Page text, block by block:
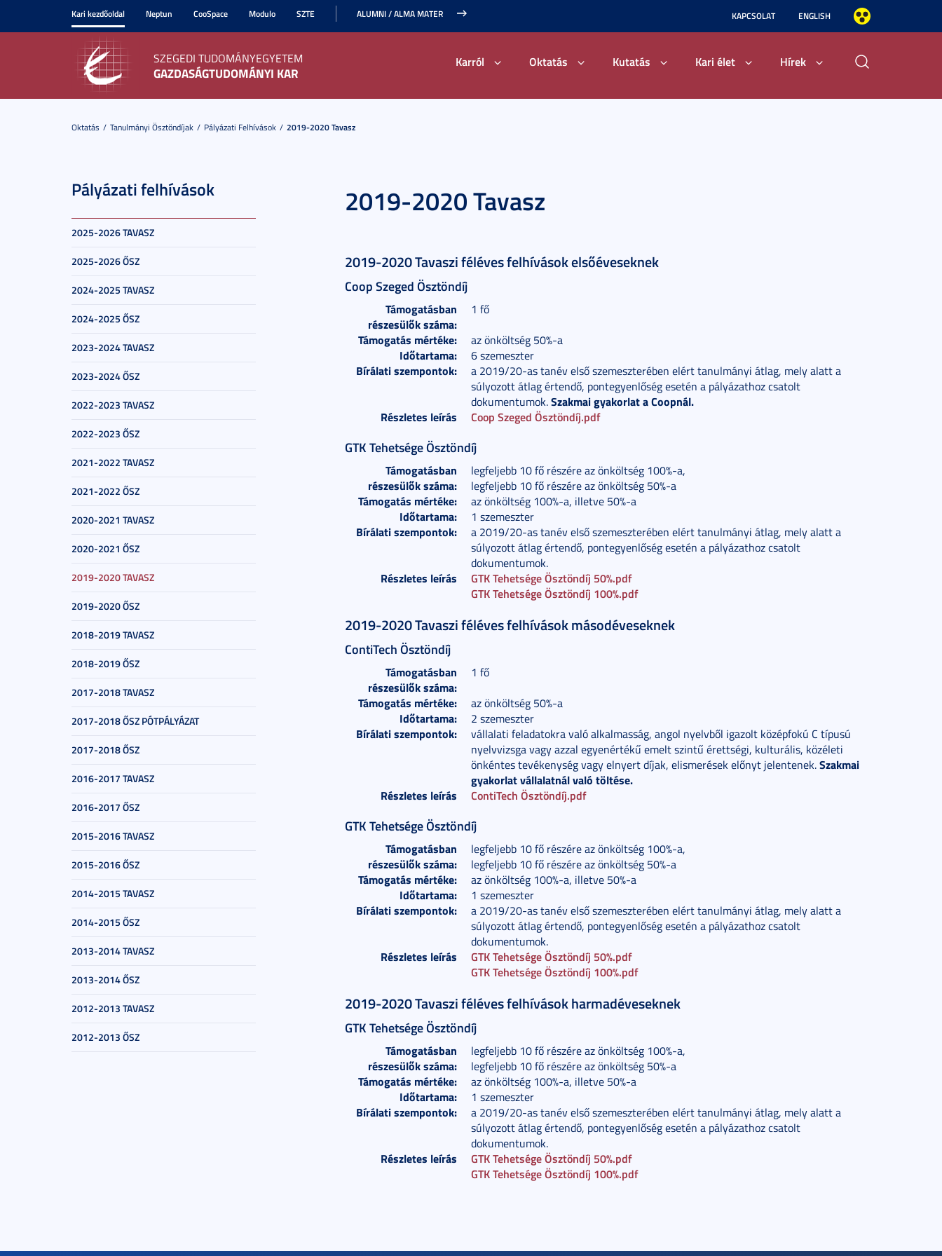
Kari kezdőoldal Neptun CooSpace Modulo SZTE ALUMNI / ALMA MATER KAPCSOLAT ENGLISH
SZEGEDI TUDOMÁNYEGYETEM
GAZDASÁGTUDOMÁNYI KAR
Karról Oktatás Kutatás Kari élet Hírek
Oktatás Tanulmányi Ösztöndíjak Pályázati Felhívások 2019-2020 Tavasz
Pályázati felhívások
2025-2026 TAVASZ
2025-2026 ŐSZ
2024-2025 TAVASZ
2024-2025 ŐSZ
2023-2024 TAVASZ
2023-2024 ŐSZ
2022-2023 TAVASZ
2022-2023 ŐSZ
2021-2022 TAVASZ
2021-2022 ŐSZ
2020-2021 TAVASZ
2020-2021 ŐSZ
2019-2020 TAVASZ
2019-2020 ŐSZ
2018-2019 TAVASZ
2018-2019 ŐSZ
2017-2018 TAVASZ
2017-2018 ŐSZ PÓTPÁLYÁZAT
2017-2018 ŐSZ
2016-2017 TAVASZ
2016-2017 ŐSZ
2015-2016 TAVASZ
2015-2016 ŐSZ
2014-2015 TAVASZ
2014-2015 ŐSZ
2013-2014 TAVASZ
2013-2014 ŐSZ
2012-2013 TAVASZ
2012-2013 ŐSZ
2019-2020 Tavasz
2019-2020 Tavaszi féléves felhívások elsőéveseknek
Coop Szeged Ösztöndíj
Támogatásban
részesülők száma:
1 fő
Támogatás mértéke: az önköltség 50%-a
Időtartama: 6 szemeszter
Bírálati szempontok:
a 2019/20-as tanév első szemeszterében elért tanulmányi átlag, mely alatt a
súlyozott átlag értendő, pontegyenlőség esetén a pályázathoz csatolt
dokumentumok.Szakmai gyakorlat a Coopnál.
Részletes leírás
Coop Szeged Ösztöndíj.pdf
GTK Tehetsége Ösztöndíj
Támogatásban
részesülők száma:
legfeljebb 10 fő részére az önköltség 100%-a,
legfeljebb 10 fő részére az önköltség 50%-a
Támogatás mértéke: az önköltség 100%-a, illetve 50%-a
Időtartama: 1 szemeszter
Bírálati szempontok:
a 2019/20-as tanév első szemeszterében elért tanulmányi átlag, mely alatt a
súlyozott átlag értendő, pontegyenlőség esetén a pályázathoz csatolt
dokumentumok.
Részletes leírás
GTK Tehetsége Ösztöndíj 50%.pdf
GTK Tehetsége Ösztöndíj 100%.pdf
2019-2020 Tavaszi féléves felhívások másodéveseknek
ContiTech Ösztöndíj
Támogatásban
részesülők száma:
1 fő
Támogatás mértéke: az önköltség 50%-a
Időtartama: 2 szemeszter
Bírálati szempontok:
vállalati feladatokra való alkalmasság, angol nyelvből igazolt középfokú C típusú
nyelvvizsga vagy azzal egyenértékű emelt szintű érettségi, kulturális, közéleti
önkéntes tevékenység vagy elnyert díjak, elismerések előnyt jelentenek.Szakmai
gyakorlat vállalatnál való töltése.
Részletes leírás
ContiTech Ösztöndíj.pdf
GTK Tehetsége Ösztöndíj
Támogatásban
részesülők száma:
legfeljebb 10 fő részére az önköltség 100%-a,
legfeljebb 10 fő részére az önköltség 50%-a
Támogatás mértéke: az önköltség 100%-a, illetve 50%-a
Időtartama: 1 szemeszter
Bírálati szempontok:
a 2019/20-as tanév első szemeszterében elért tanulmányi átlag, mely alatt a
súlyozott átlag értendő, pontegyenlőség esetén a pályázathoz csatolt
dokumentumok.
Részletes leírás
GTK Tehetsége Ösztöndíj 50%.pdf
GTK Tehetsége Ösztöndíj 100%.pdf
2019-2020 Tavaszi féléves felhívások harmadéveseknek
GTK Tehetsége Ösztöndíj
Támogatásban
részesülők száma:
legfeljebb 10 fő részére az önköltség 100%-a,
legfeljebb 10 fő részére az önköltség 50%-a
Támogatás mértéke: az önköltség 100%-a, illetve 50%-a
Időtartama: 1 szemeszter
Bírálati szempontok:
a 2019/20-as tanév első szemeszterében elért tanulmányi átlag, mely alatt a
súlyozott átlag értendő, pontegyenlőség esetén a pályázathoz csatolt
dokumentumok.
Részletes leírás
GTK Tehetsége Ösztöndíj 50%.pdf
GTK Tehetsége Ösztöndíj 100%.pdf